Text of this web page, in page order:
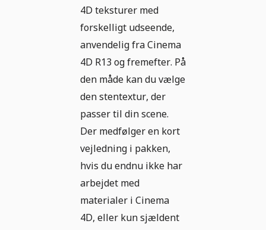
4D teksturer med
forskelligt udseende,
anvendelig fra Cinema
4D R13 og fremefter. På
den måde kan du vælge
den stentextur, der
passer til din scene.
Der medfølger en kort
vejledning i pakken,
hvis du endnu ikke har
arbejdet med
materialer i Cinema
4D, eller kun sjældent